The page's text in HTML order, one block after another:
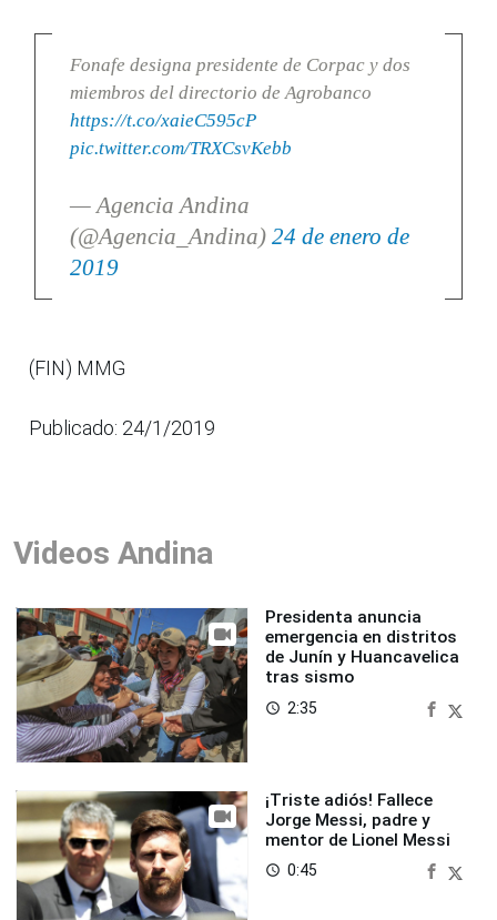
Fonafe designa presidente de Corpac y dos
miembros del directorio de Agrobanco
https://t.co/xaieC595cP
pic.twitter.com/TRXCsvKebb
— Agencia Andina
(@Agencia_Andina) 24 de enero de
2019
(FIN) MMG
Publicado: 24/1/2019
Videos Andina
Presidenta anuncia
emergencia en distritos
de Junín y Huancavelica
tras sismo
access_time 2:35
¡Triste adiós! Fallece
Jorge Messi, padre y
mentor de Lionel Messi
access_time 0:45